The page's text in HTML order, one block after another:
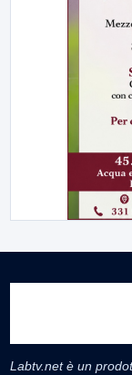
Labtv.net è un